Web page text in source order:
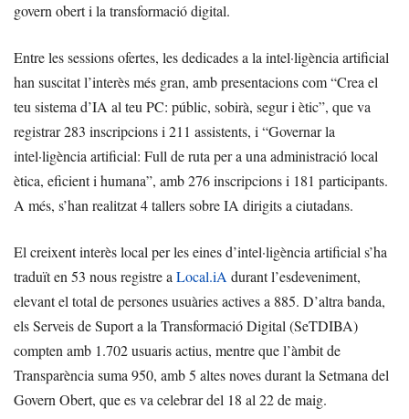
govern obert i la transformació digital.
Entre les sessions ofertes, les dedicades a la intel·ligència artificial
han suscitat l’interès més gran, amb presentacions com “Crea el
teu sistema d’IA al teu PC: públic, sobirà, segur i ètic”, que va
registrar 283 inscripcions i 211 assistents, i “Governar la
intel·ligència artificial: Full de ruta per a una administració local
ètica, eficient i humana”, amb 276 inscripcions i 181 participants.
A més, s’han realitzat 4 tallers sobre IA dirigits a ciutadans.
El creixent interès local per les eines d’intel·ligència artificial s’ha
traduït en 53 nous registre a Local.iA durant l’esdeveniment,
elevant el total de persones usuàries actives a 885. D’altra banda,
els Serveis de Suport a la Transformació Digital (SeTDIBA)
compten amb 1.702 usuaris actius, mentre que l’àmbit de
Transparència suma 950, amb 5 altes noves durant la Setmana del
Govern Obert, que es va celebrar del 18 al 22 de maig.